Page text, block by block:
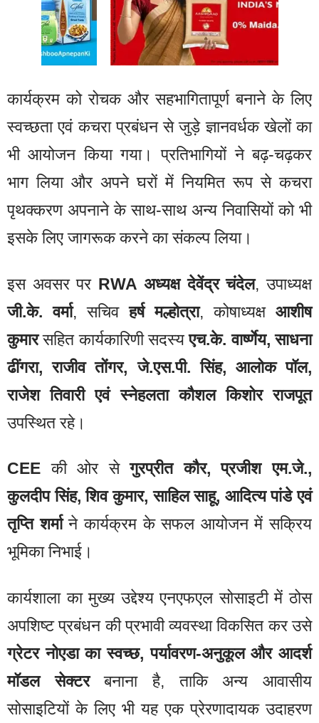
कार्यक्रम को रोचक और सहभागितापूर्ण बनाने के लिए
स्वच्छता एवं कचरा प्रबंधन से जुड़े ज्ञानवर्धक खेलों का
भी आयोजन किया गया। प्रतिभागियों ने बढ़-चढ़कर
भाग लिया और अपने घरों में नियमित रूप से कचरा
पृथक्करण अपनाने के साथ-साथ अन्य निवासियों को भी
इसके लिए जागरूक करने का संकल्प लिया।
इस अवसर पर RWA अध्यक्ष देवेंद्र चंदेल, उपाध्यक्ष
जी.के. वर्मा, सचिवहर्ष मल्होत्रा, कोषाध्यक्ष आशीष
कुमारसहित कार्यकारिणी सदस्यएच.के. वार्ष्णेय, साधना
ढींगरा, राजीव तोंगर, जे.एस.पी. सिंह, आलोक पॉल,
राजेश तिवारी एवं स्नेहलता कौशल किशोर राजपूत
उपस्थित रहे।
CEE की ओर सेगुरप्रीत कौर, प्रजीश एम.जे.,
कुलदीप सिंह, शिव कुमार, साहिल साहू, आदित्य पांडे एवं
तृप्ति शर्माने कार्यक्रम के सफल आयोजन में सक्रिय
भूमिका निभाई।
कार्यशाला का मुख्य उद्देश्य एनएफएल सोसाइटी में ठोस
अपशिष्ट प्रबंधन की प्रभावी व्यवस्था विकसित कर उसे
ग्रेटर नोएडा का स्वच्छ, पर्यावरण-अनुकूल और आदर्श
मॉडल सेक्टरबनाना है, ताकि अन्य आवासीय
सोसाइटियों के लिए भी यह एक प्रेरणादायक उदाहरण